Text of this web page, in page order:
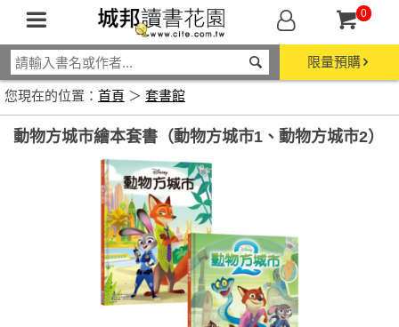
0
限量預購
您現在的位置： 首頁 ＞ 套書館
動物方城市繪本套書（動物方城市1、動物方城市2）